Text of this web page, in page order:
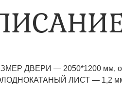
ДВЕРИ — 2050*1200 мм,
ЛИСТ — 1,2